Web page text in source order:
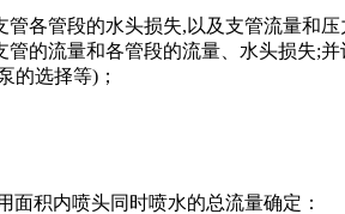
各管段的水头损失,以及支管流量和压
的流量和各管段的流量、水头损失;
的选择等)；
面积内喷头同时喷水的总流量确定：